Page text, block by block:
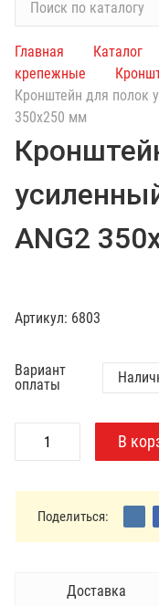
и
к
п
к
т
л
Главная Каталог
крепежные
Кронштейн для полок
350х250 мм
ANG2
Артикул: 6803
Вариант
оплаты
Поделиться:
Доставка